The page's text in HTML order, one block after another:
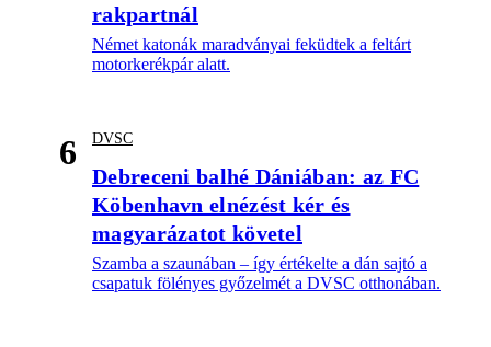
rakpartnál
Német katonák maradványai feküdtek a feltárt
motorkerékpár alatt.
6 DVSC
Debreceni balhé Dániában: az FC
Köbenhavn elnézést kér és
magyarázatot követel
Szamba a szaunában – így értékelte a dán sajtó a
csapatuk fölényes győzelmét a DVSC otthonában.